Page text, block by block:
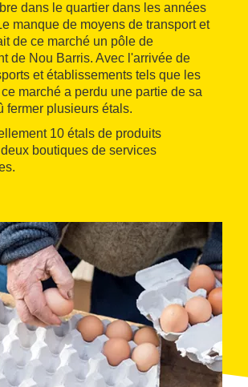
dans le quartier dans les années
manque de moyens de transport et
de ce marché un pôle de
de Nou Barris. Avec l'arrivée de
et établissements tels que les
marché a perdu une partie de sa
fermer plusieurs étals.
10 étals de produits
boutiques de services